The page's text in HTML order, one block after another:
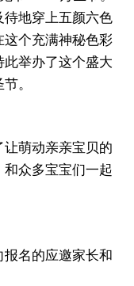
地穿上五颜六色
这个充满神秘色彩
举办了这个盛大
。
萌动亲亲宝贝的
众多宝宝们一起
名的应邀家长和